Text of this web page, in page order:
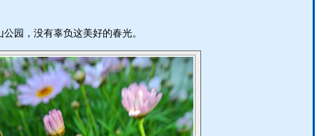
园，没有辜负这美好的春光。